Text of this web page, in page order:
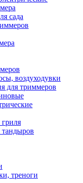
сада
воздуходувки
для триммеров
тандыров
треноги